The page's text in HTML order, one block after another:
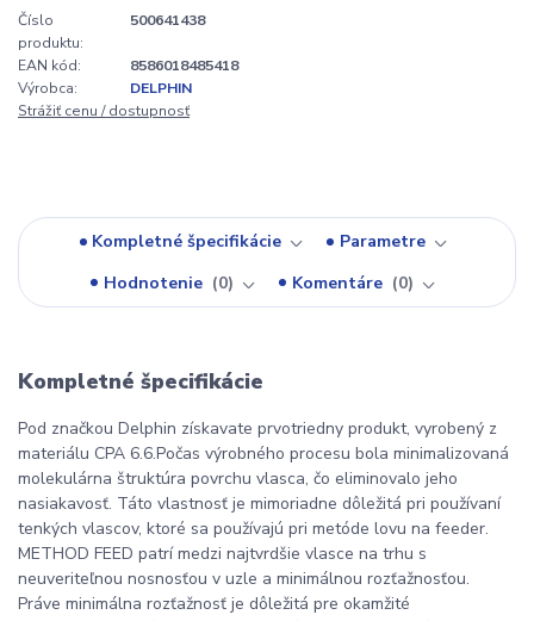
Číslo
produktu:
500641438
EAN kód:
8586018485418
Výrobca:
DELPHIN
Strážiť cenu / dostupnosť
Kompletné špecifikácie
Parametre
Hodnotenie
0 Komentáre 0
Kompletné špecifikácie
Pod značkou Delphin získavate prvotriedny produkt, vyrobený z
materiálu CPA 6.6.Počas výrobného procesu bola minimalizovaná
molekulárna štruktúra povrchu vlasca, čo eliminovalo jeho
nasiakavosť. Táto vlastnosť je mimoriadne dôležitá pri používaní
tenkých vlascov, ktoré sa používajú pri metóde lovu na feeder.
METHOD FEED patrí medzi najtvrdšie vlasce na trhu s
neuveriteľnou nosnosťou v uzle a minimálnou rozťažnosťou.
Práve minimálna rozťažnosť je dôležitá pre okamžité